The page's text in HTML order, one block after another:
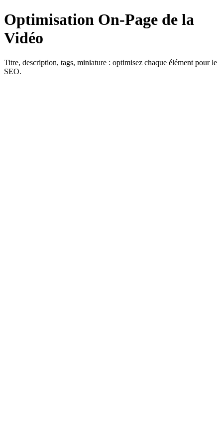
Optimisation On-Page de la
Vidéo
Titre, description, tags, miniature : optimisez chaque élément pour le
SEO.